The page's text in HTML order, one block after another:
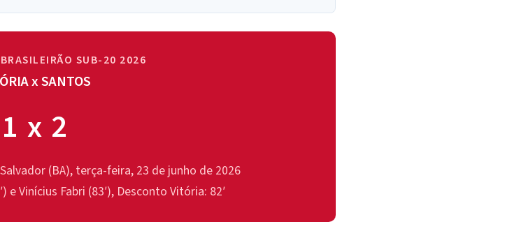
SUB-20 2026
x SANTOS
1 x 2
(BA), terça-feira, 23 de junho de 2026
e Vinícius Fabri (83′), Desconto Vitória: 82′